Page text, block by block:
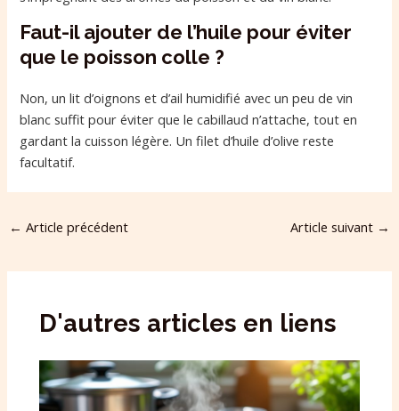
Faut-il ajouter de l’huile pour éviter
que le poisson colle ?
Non, un lit d’oignons et d’ail humidifié avec un peu de vin
blanc suffit pour éviter que le cabillaud n’attache, tout en
gardant la cuisson légère. Un filet d’huile d’olive reste
facultatif.
← Article précédent Article suivant →
D'autres articles en liens